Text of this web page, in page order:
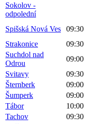
Sokolov -
odpolední
Spišská Nová Ves 09:30
Strakonice
09:30
Suchdol nad
Odrou
09:00
Svitavy
09:30
Šternberk
09:00
Šumperk
09:00
Tábor
10:00
Tachov
09:30